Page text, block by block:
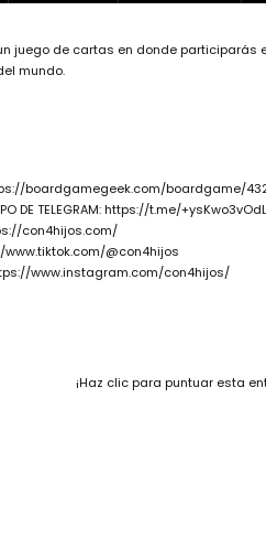
juego de cartas en donde
mundo.
boardgamegeek.com/boardgame/
DE TELEGRAM: https://t.me/
con4hijos.com/
www.tiktok.com/@con4hijos
www.instagram.com/con4hijos/
¡Haz clic para puntuar esta